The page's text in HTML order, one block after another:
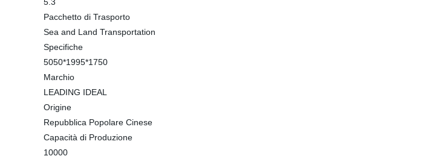
Pacchetto di Trasporto
Sea and Land Transportation
Specifiche
5050*1995*1750
Marchio
LEADING IDEAL
Origine
Repubblica Popolare Cinese
Capacità di Produzione
10000